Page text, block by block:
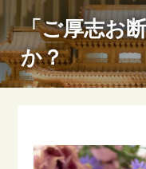
「ご厚志お
か？